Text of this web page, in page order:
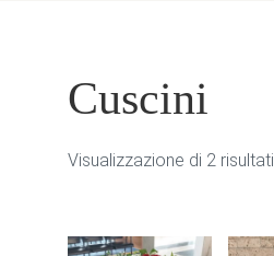
Cuscini
Visualizzazione di 2 risultati